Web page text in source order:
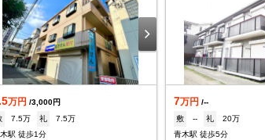
万円 /3,000円
7.5万 礼
7.5万
駅 徒歩1分
7万円 /--
敷
-- 礼
20万
青木駅 徒歩5分